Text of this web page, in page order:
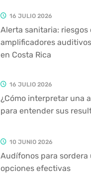
16 JULIO 2026
Alerta sanitaria: riesgos
amplificadores
en Costa Rica
16 JULIO 2026
¿Cómo interpretar una
para entender sus
10 JUNIO 2026
Audífonos para sordera
opciones efectivas